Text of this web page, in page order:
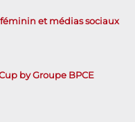
et médias sociaux
by Groupe BPCE